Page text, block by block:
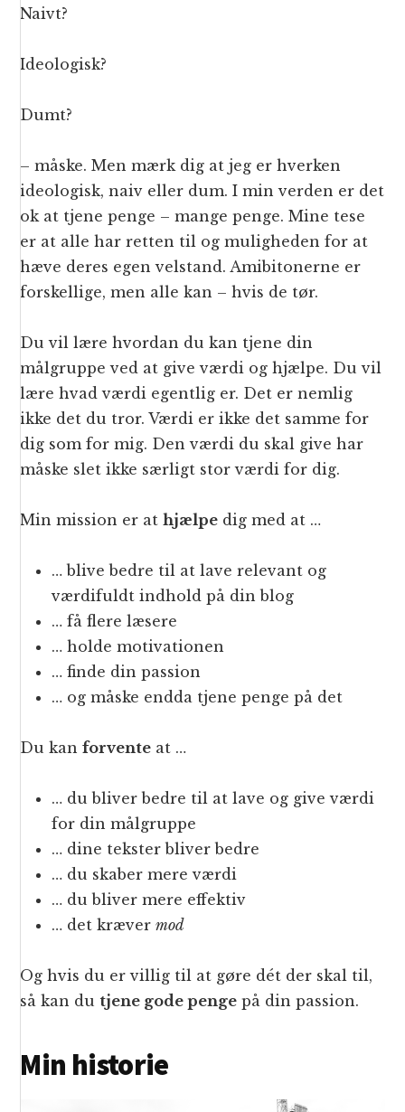
Naivt?
Ideologisk?
Dumt?
– måske. Men mærk dig at jeg er hverken
ideologisk, naiv eller dum. I min verden er det
ok at tjene penge – mange penge. Mine tese
er at alle har retten til og muligheden for at
hæve deres egen velstand. Amibitonerne er
forskellige, men alle kan – hvis de tør.
Du vil lære hvordan du kan tjene din
målgruppe ved at give værdi og hjælpe. Du vil
lære hvad værdi egentlig er. Det er nemlig
ikke det du tror. Værdi er ikke det samme for
dig som for mig. Den værdi du skal give har
måske slet ikke særligt stor værdi for dig.
Min mission er athjælpe dig med at …
… blive bedre til at lave relevant og
værdifuldt indhold på din blog
… få flere læsere
… holde motivationen
… finde din passion
… og måske endda tjene penge på det
Du kanforvente at …
… du bliver bedre til at lave og give værdi
for din målgruppe
… dine tekster bliver bedre
… du skaber mere værdi
… du bliver mere effektiv
… det krævermod
Og hvis du er villig til at gøre dét der skal til,
så kan dutjene gode penge på din passion.
Min historie